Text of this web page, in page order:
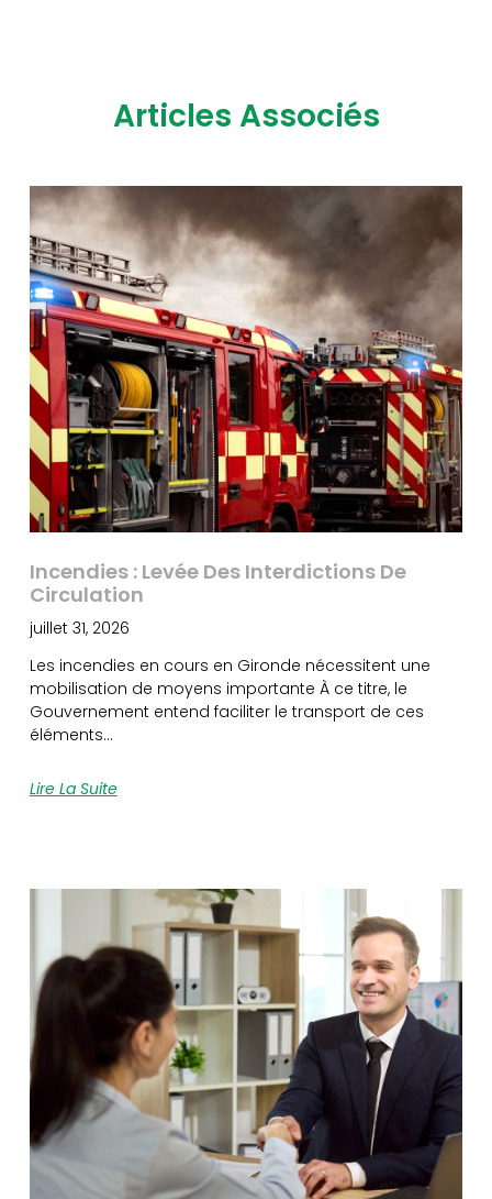
Articles Associés
Incendies : Levée Des Interdictions De
Circulation
juillet 31, 2026
Les incendies en cours en Gironde nécessitent une
mobilisation de moyens importante À ce titre, le
Gouvernement entend faciliter le transport de ces
éléments…
Lire La Suite